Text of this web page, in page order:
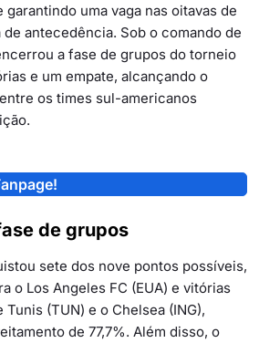
garantindo uma vaga nas oitavas de
antecedência. Sob o comando de
a fase de grupos do torneio
e um empate, alcançando o
os times sul-americanos
de grupos
sete dos nove pontos possíveis,
o Los Angeles FC (EUA) e vitórias
(TUN) e o Chelsea (ING),
de 77,7%. Além disso, o